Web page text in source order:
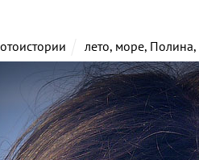
лето, море, Полина,